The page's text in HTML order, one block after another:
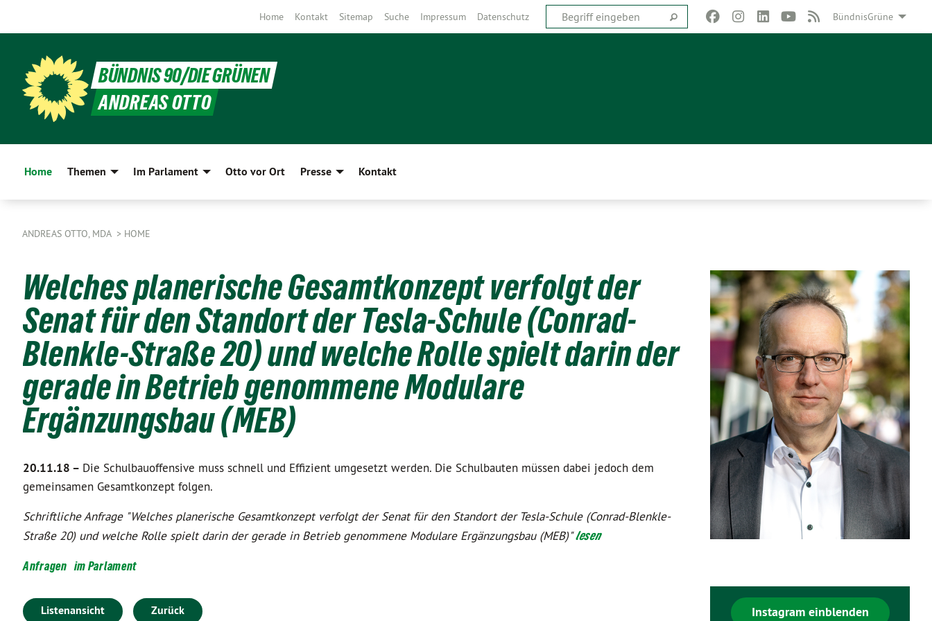
BündnisGrüne
Home Kontakt Sitemap Suche Impressum Datenschutz
BÜNDNIS 90/DIE GRÜNEN
ANDREAS OTTO
Home Themen Im Parlament Otto vor Ort Presse Kontakt
ANDREAS OTTO, MDA HOME
Welches planerische Gesamtkonzept verfolgt der
Senat für den Standort der Tesla-Schule (Conrad-
Blenkle-Straße 20) und welche Rolle spielt darin der
gerade in Betrieb genommene Modulare
Ergänzungsbau (MEB)
20.11.18 – Die Schulbauoffensive muss schnell und Effizient umgesetzt werden. Die Schulbauten müssen dabei jedoch dem
gemeinsamen Gesamtkonzept folgen.
Schriftliche Anfrage "Welches planerische Gesamtkonzept verfolgt der Senat für den Standort der Tesla-Schule (Conrad-Blenkle-
Straße 20) und welche Rolle spielt darin der gerade in Betrieb genommene Modulare Ergänzungsbau (MEB)"lesen
Anfragen im Parlament
Listenansicht Zurück Instagram einblenden